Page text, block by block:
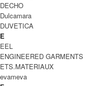
パンプス
[ 並び順を変更 ] -
全 [3] 商品中 [1-3] を表示
1
BEAUTIFUL SHOES
ビューティフルシューズ
DECHO
Dulcamara
DUVETICA
E
EEL
ENGINEERED GARMENTS
ETS.MATERIAUX
evameva